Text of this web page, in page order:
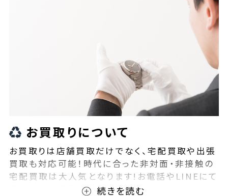
お買取りについて
お買取りは店舗買取だけでなく、宅配買取や出張
買取も対応可能！時代に合った非対面・非接触の
宅配買取は大人気となります!お電話やLINEにて
事前査定が可能となっております！また無料の宅